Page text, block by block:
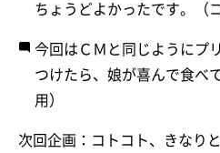
ちょうどよかったです。（
今回はＣＭと同じようにプ
つけたら、娘が喜んで食べ
用）
次回企画：コトコト、きなり